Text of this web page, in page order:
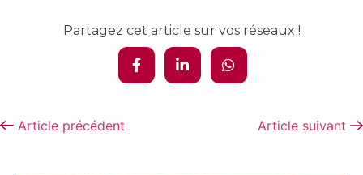
Partagez cet article sur vos réseaux !
Article précédent Article suivant